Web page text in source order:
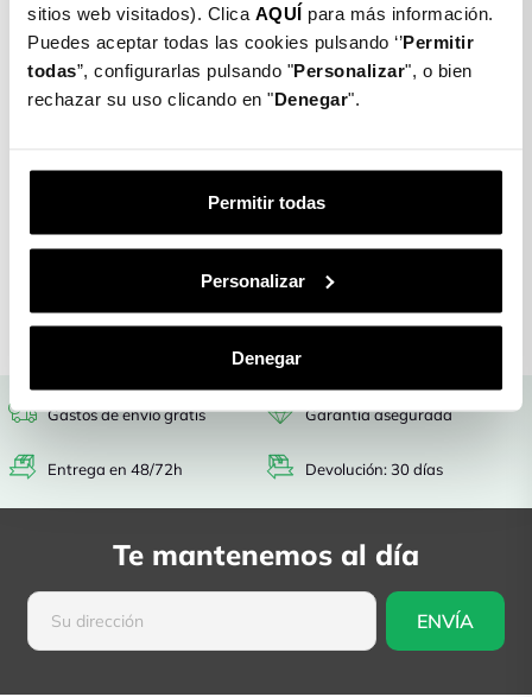
sitios web visitados). Clica AQUÍ para más información.
Puedes aceptar todas las cookies pulsando ‘’Permitir
todas”, configurarlas pulsando "Personalizar", o bien
rechazar su uso clicando en "Denegar".
Permitir todas
Personalizar
Denegar
$ 13.990
Color: Negro
48/72h
Garantía
asegurada
Devolución: 30
días
Gastos de envío gratis
Entrega en 48/72h
Garantía asegurada
Devolución: 30 días
Te mantenemos al día